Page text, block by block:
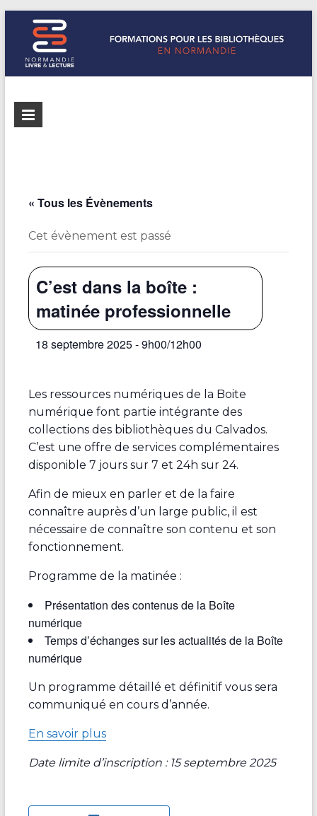
Formations
Normandie
Normandie
Livre &
bibliothèques
« Tous les Évènements
Cet évènement est passé
C’est dans la boîte :
matinée professionnelle
18 septembre 2025 - 9h00/12h00
Les ressources numériques de la Boite
numérique font partie intégrante des
collections des bibliothèques du Calvados.
C’est une offre de services complémentaires
disponible 7 jours sur 7 et 24h sur 24.
Afin de mieux en parler et de la faire
connaître auprès d’un large public, il est
nécessaire de connaître son contenu et son
fonctionnement.
Programme de la matinée :
Présentation des contenus de la Boîte
numérique
Temps d’échanges sur les actualités de la Boîte
numérique
Un programme détaillé et définitif vous sera
communiqué en cours d’année.
En savoir plus
Date limite d’inscription : 15 septembre 2025